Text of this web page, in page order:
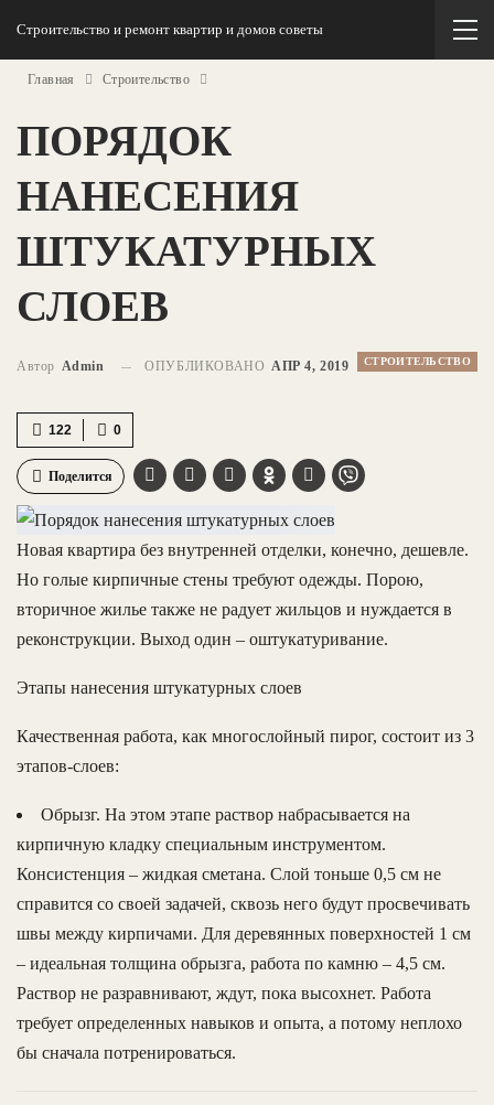
Строительство и ремонт квартир и домов советы
Главная Строительство
ПОРЯДОК
НАНЕСЕНИЯ
ШТУКАТУРНЫХ
СЛОЕВ
СТРОИТЕЛЬСТВО
Автор Admin ОПУБЛИКОВАНО АПР 4, 2019
0
122
Поделится
Новая квартира без внутренней отделки, конечно, дешевле.
Но голые кирпичные стены требуют одежды. Порою,
вторичное жилье также не радует жильцов и нуждается в
реконструкции. Выход один – оштукатуривание.
Этапы нанесения штукатурных слоев
Качественная работа, как многослойный пирог, состоит из 3
этапов-слоев:
Обрызг. На этом этапе раствор набрасывается на
кирпичную кладку специальным инструментом.
Консистенция – жидкая сметана. Слой тоньше 0,5 см не
справится со своей задачей, сквозь него будут просвечивать
швы между кирпичами. Для деревянных поверхностей 1 см
– идеальная толщина обрызга, работа по камню – 4,5 см.
Раствор не разравнивают, ждут, пока высохнет. Работа
требует определенных навыков и опыта, а потому неплохо
бы сначала потренироваться.